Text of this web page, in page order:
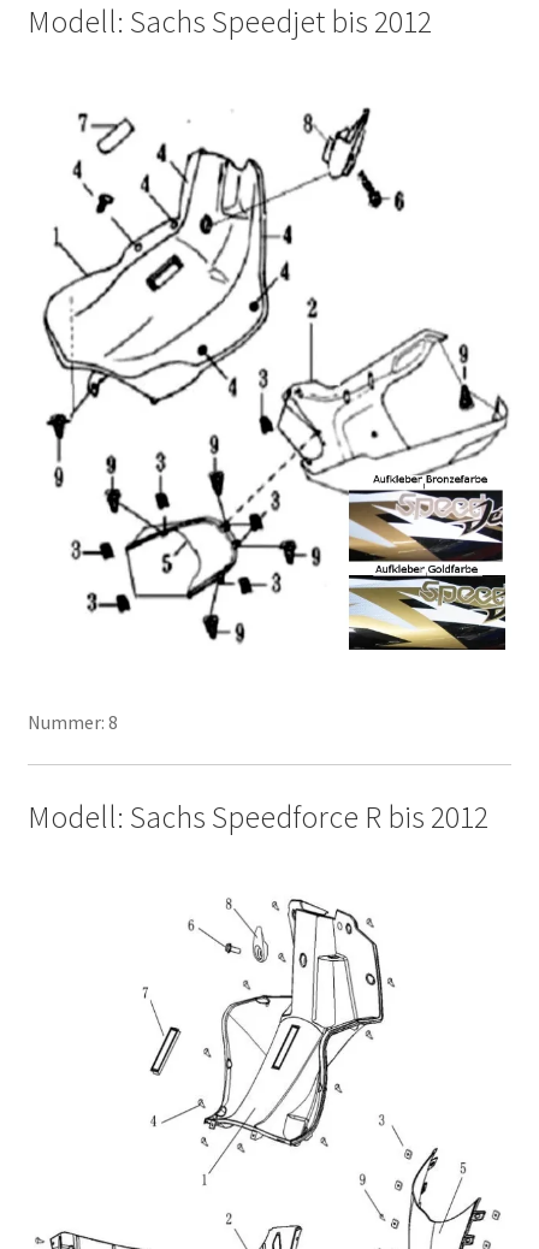
Modell: Sachs Speedjet bis 2012
Nummer: 8
Modell: Sachs Speedforce R bis 2012